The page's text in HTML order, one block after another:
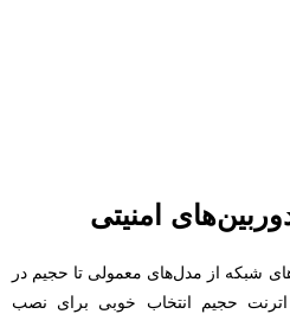
امنیتی
شبکه از مدل‌های معمولی تا حجیم در
اترنت حجیم انتخاب خوبی برای نصب